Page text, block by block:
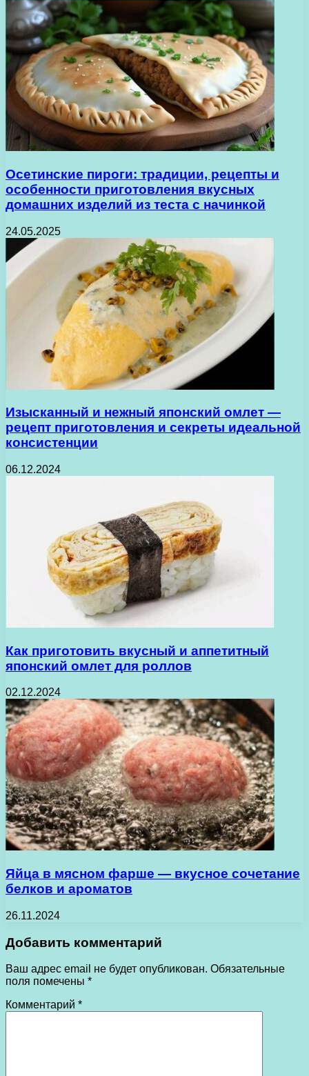
Осетинские пироги: традиции, рецепты и
особенности приготовления вкусных
домашних изделий из теста с начинкой
24.05.2025
Изысканный и нежный японский омлет —
рецепт приготовления и секреты идеальной
консистенции
06.12.2024
Как приготовить вкусный и аппетитный
японский омлет для роллов
02.12.2024
Яйца в мясном фарше — вкусное сочетание
белков и ароматов
26.11.2024
Добавить комментарий
Ваш адрес email не будет опубликован. Обязательные
поля помечены *
Комментарий *